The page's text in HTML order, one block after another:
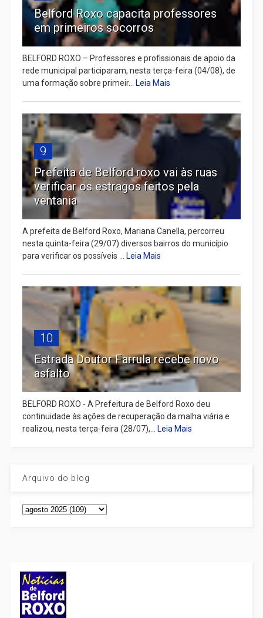
Belford Roxo capacita professores
em primeiros socorros
BELFORD ROXO – Professores e profissionais de apoio da
rede municipal participaram, nesta terça-feira (04/08), de
uma formação sobre primeir...
Leia Mais
9
Prefeita de Belford roxo vai às ruas
verificar os estragos feitos pela
ventania
A prefeita de Belford Roxo, Mariana Canella, percorreu
nesta quinta-feira (29/07) diversos bairros do município
para verificar os possíveis ...
Leia Mais
10
Estrada Doutor Farrula recebe novo
asfalto
BELFORD ROXO - A Prefeitura de Belford Roxo deu
continuidade às ações de recuperação da malha viária e
realizou, nesta terça-feira (28/07),...
Leia Mais
Arquivo do blog